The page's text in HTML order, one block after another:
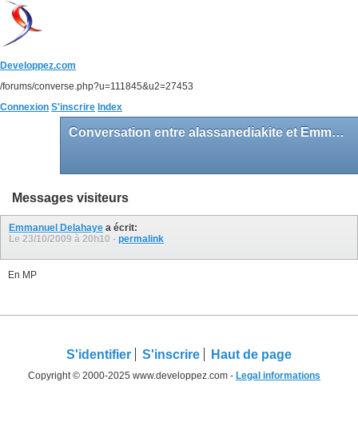
Developpez.com
/forums/converse.php?u=111845&u2=27453
Connexion S'inscrire Index
Conversation entre alassanediakite et Emmanuel Delahaye
Messages visiteurs
Emmanuel Delahaye a écrit:
Le 23/10/2009 à 20h10 - permalink
En MP
S'identifier S'inscrire Haut de page
Copyright © 2000-2025 www.developpez.com - Legal informations